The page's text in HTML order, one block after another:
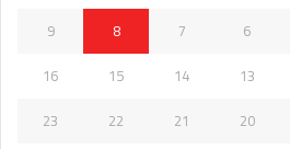
6
7
8
9
13
14
15
16
20
21
22
23